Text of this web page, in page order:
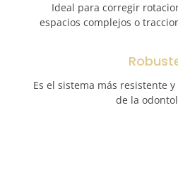
Ideal para corregir
espacios complejos o
Es el sistema más resistente
de la